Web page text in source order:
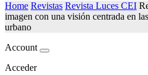
Home Revistas Revista Luces CEI
imagen con una visión centrada en
urbano
Account
Acceder